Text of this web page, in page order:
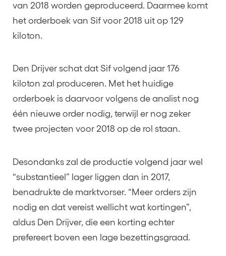
van 2018 worden geproduceerd. Daarmee komt
het orderboek van Sif voor 2018 uit op 129
kiloton.
Den Drijver schat dat Sif volgend jaar 176
kiloton zal produceren. Met het huidige
orderboek is daarvoor volgens de analist nog
één nieuwe order nodig, terwijl er nog zeker
twee projecten voor 2018 op de rol staan.
Desondanks zal de productie volgend jaar wel
“substantieel” lager liggen dan in 2017,
benadrukte de marktvorser. “Meer orders zijn
nodig en dat vereist wellicht wat kortingen”,
aldus Den Drijver, die een korting echter
prefereert boven een lage bezettingsgraad.